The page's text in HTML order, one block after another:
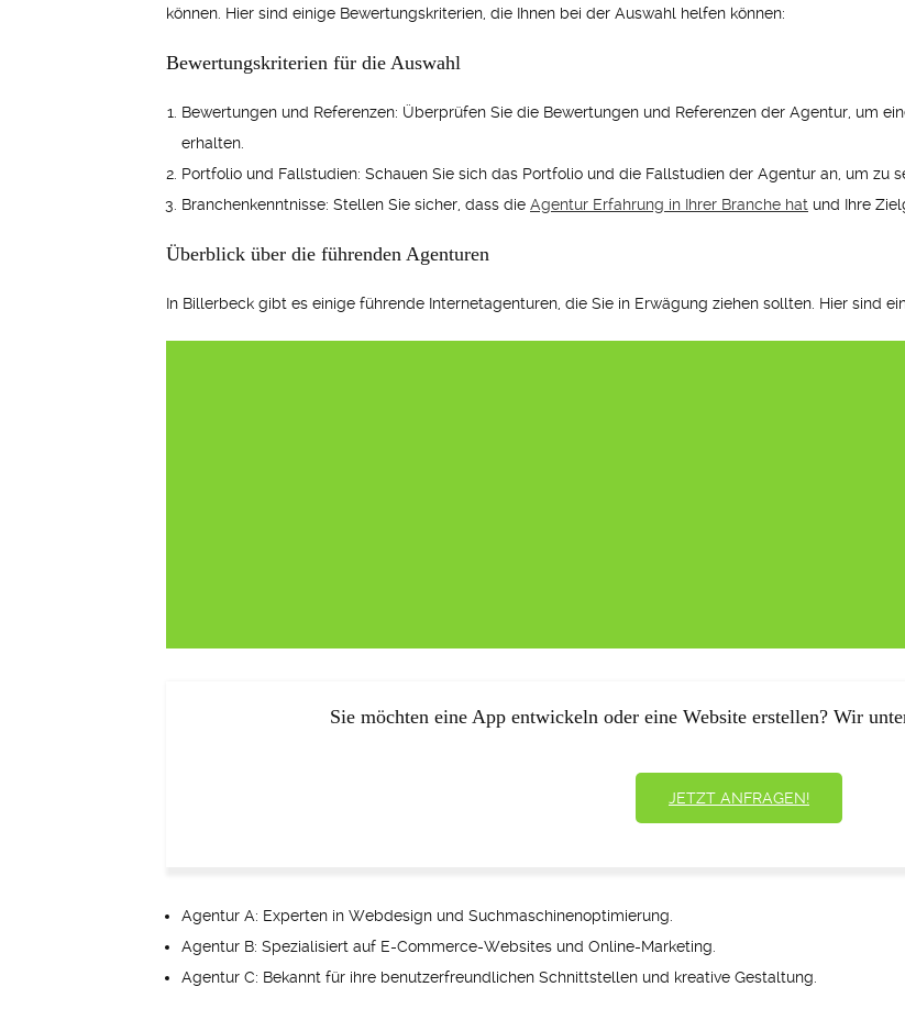
können. Hier sind einige Bewertungskriterien, die Ihnen bei der Auswahl helfen können:
Bewertungskriterien für die Auswahl
Bewertungen und Referenzen: Überprüfen Sie die Bewertungen und Referenzen der Agentur, um
erhalten.
Portfolio und Fallstudien: Schauen Sie sich das Portfolio und die Fallstudien der Agentur an, um zu
Branchenkenntnisse: Stellen Sie sicher, dass die Agentur Erfahrung in Ihrer Branche hat und Ihre
Überblick über die führenden Agenturen
In Billerbeck gibt es einige führende Internetagenturen, die Sie in Erwägung ziehen sollten. Hier sind
Sie möchten eine App entwickeln oder eine Website erstellen? Wir
JETZT ANFRAGEN!
Agentur A: Experten in Webdesign und Suchmaschinenoptimierung.
Agentur B: Spezialisiert auf E-Commerce-Websites und Online-Marketing.
Agentur C: Bekannt für ihre benutzerfreundlichen Schnittstellen und kreative Gestaltung.